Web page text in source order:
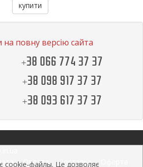
купити
повну версію сайта
+38 066 774 37 37
+38 098 917 37 37
+38 093 617 37 37
Оплата Доставка
cookie-файлы. Це дозволяє